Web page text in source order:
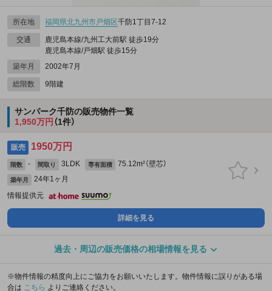
所在地 福岡県北九州市戸畑区千防1丁目7-12
交通
鹿児島本線/九州工大前駅 徒歩19分
鹿児島本線/戸畑駅 徒歩15分
築年月
2002年7月
総階数 9階建
サンパーク千防の販売物件一覧
1,950万円 （1件）
販売 1950万円
階数 - 間取り 3LDK 専有面積 75.12m²（壁芯）
築年月
24年1ヶ月
情報提供元
詳細を見る
過去・周辺の販売価格の相場情報を見る
※物件情報の精度向上にご協力をお願いいたします。物件情報に誤りがある場
合は こちら よりご連絡ください。